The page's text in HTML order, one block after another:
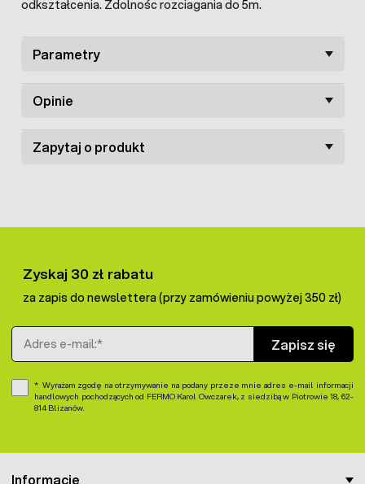
odkształcenia. Zdolnośc rozciagania do 5m.
Parametry
Opinie
Zapytaj o produkt
Informacje
Zyskaj 30 zł rabatu
za zapis do newslettera (przy zamówieniu powyżej 350 zł)
Adres e-mail
Zapisz się
Wyrażam zgodę na otrzymywanie na podany przeze mnie adres e-mail informacji
handlowych pochodzących od FERMO Karol Owczarek, z siedzibą w Piotrowie 18, 62-
814 Blizanów.